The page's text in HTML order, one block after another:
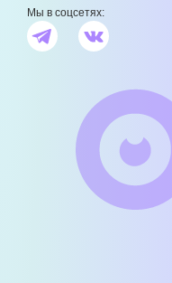
Мы в соцсетях: